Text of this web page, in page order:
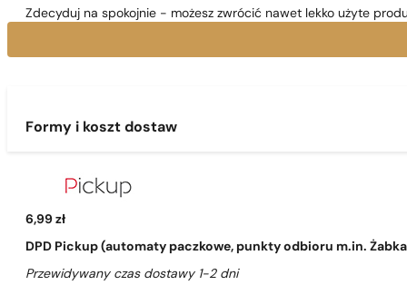
Zdecyduj na spokojnie - możesz zwrócić nawet lekko użyte
Formy i koszt dostaw
6,99 zł
DPD Pickup (automaty paczkowe, punkty odbioru m.in.
Przewidywany czas dostawy 1-2 dni